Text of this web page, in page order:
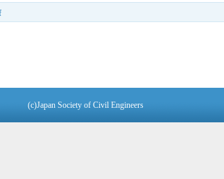
(c)Japan Society of Civil Engineers